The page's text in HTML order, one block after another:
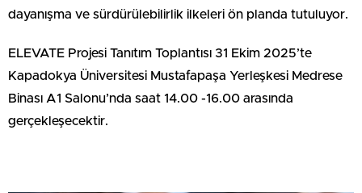
dayanışma ve sürdürülebilirlik ilkeleri ön planda tutuluyor.
ELEVATE Projesi Tanıtım Toplantısı 31 Ekim 2025’te
Kapadokya Üniversitesi Mustafapaşa Yerleşkesi Medrese
Binası A1 Salonu’nda saat 14.00 -16.00 arasında
gerçekleşecektir.